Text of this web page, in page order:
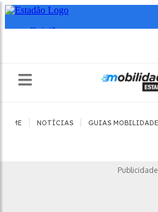
HOME NOTÍCIAS GUIAS MOBILIDADE
Publicidade